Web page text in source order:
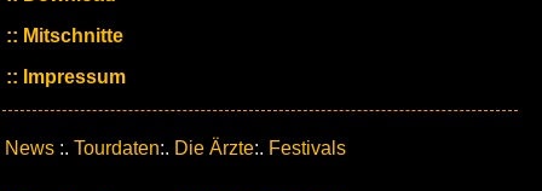
Mitschnitte
Impressum
News :. Tourdaten:. Die Ärzte:. Festivals